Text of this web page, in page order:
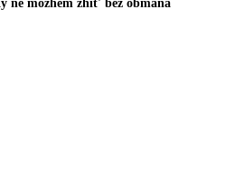
ne mozhem zhit' bez obmana